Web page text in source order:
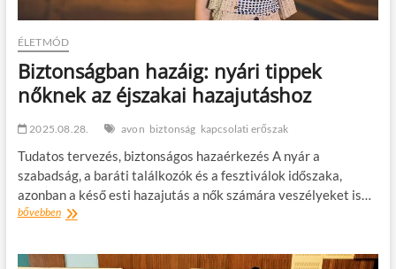
ÉLETMÓD
Biztonságban hazáig: nyári tippek
nőknek az éjszakai hazajutáshoz
2025.08.28. avon biztonság kapcsolati erőszak
Tudatos tervezés, biztonságos hazaérkezés A nyár a
szabadság, a baráti találkozók és a fesztiválok időszaka,
azonban a késő esti hazajutás a nők számára veszélyeket is…
bővebbenBiztonságban
tippek